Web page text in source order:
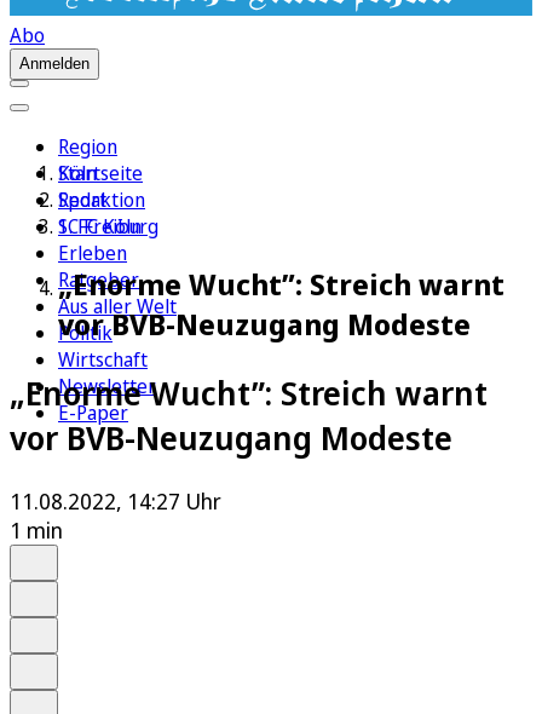
Abo
Anmelden
Region
Köln
Sport
1. FC Köln
Erleben
Ratgeber
Aus aller Welt
Politik
Wirtschaft
Newsletter
E-Paper
Startseite
Redaktion
SC Freiburg
„Enorme Wucht”: Streich warnt
vor BVB-Neuzugang Modeste
„Enorme Wucht”: Streich warnt
vor BVB-Neuzugang Modeste
11.08.2022, 14:27 Uhr
1 min